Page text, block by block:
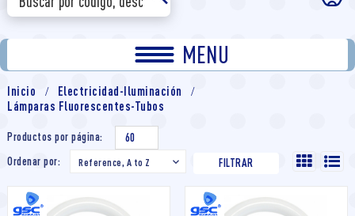
MENU
Inicio
Electricidad-Iluminación
Lámparas Fluorescentes-Tubos
Productos por página:
60
Ordenar por:
Reference, A to Z  FILTRAR